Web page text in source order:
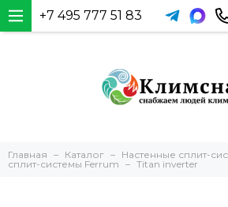
+7 495 777 51 83
Главная Каталог Настенные сплит-
сплит-системы Ferrum
Titan inverter